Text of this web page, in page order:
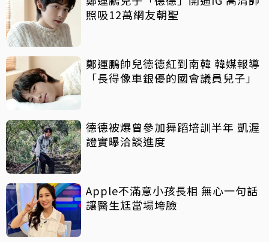
照吸12萬網友朝聖
鄭運鵬帥兒德德紅到南韓 韓媒報導
「長得像車銀優的國會議員兒子」
德德被爆曾參加舞蹈培訓半年 凱渥
證實曝洽談進度
Apple不滿意小孩長相 無心一句話
讓醫生尪當場垮臉